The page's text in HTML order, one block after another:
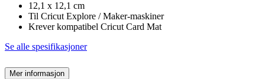
12,1 x 12,1 cm
Til Cricut Explore / Maker-maskiner
Krever kompatibel Cricut Card Mat
Se alle spesifikasjoner
Mer informasjon